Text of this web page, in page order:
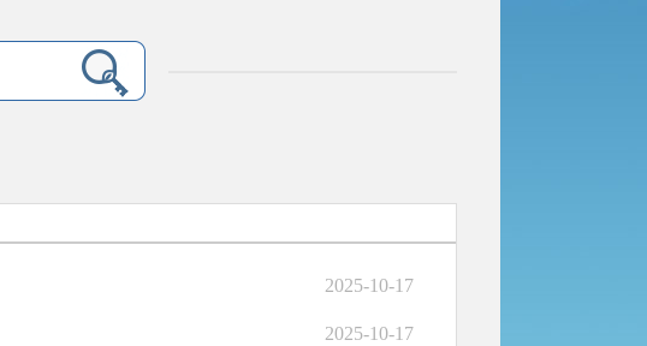
2025-10-17
2025-10-17